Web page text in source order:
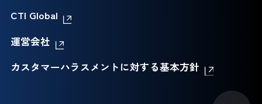
CTI Global
運営会社
カスタマーハラスメントに対する基本方針